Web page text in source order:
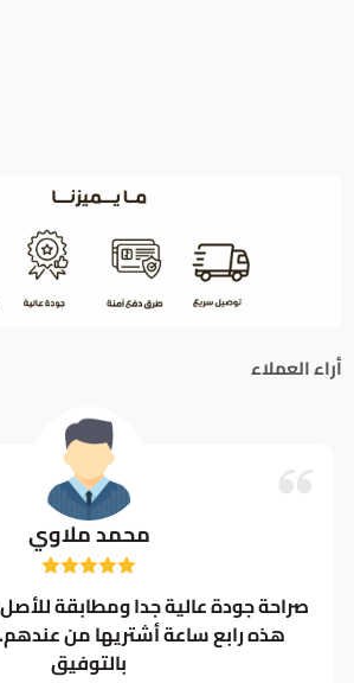
أراء العملاء
محمد ملاوي
صراحة جودة عالية جدا ومطابقة
هذه رابع ساعة أشتريها من
بالتوفيق